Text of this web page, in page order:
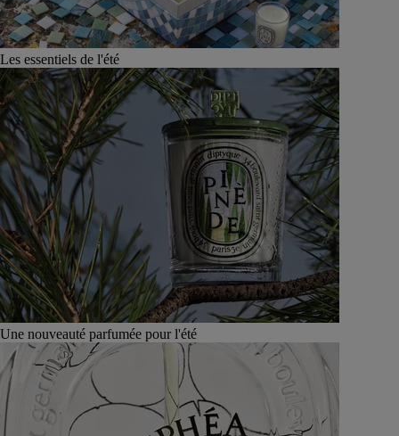
Les essentiels de l'été
Une nouveauté parfumée pour l'été